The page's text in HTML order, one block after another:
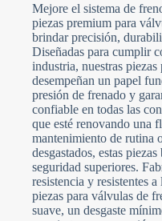
o
c
o
n
t
r
y
e
l
e
c
t
e
d
Carga de archivos
Elegir archivo
Enviar formulario
Mejore el sistema de
piezas premium para
brindar precisión,
Diseñadas para cumplir
industria, nuestras
desempeñan un papel
presión de frenado y
confiable en todas las
que esté renovando una
mantenimiento de rutina
desgastados, estas
seguridad superiores.
resistencia y resistentes
piezas para válvulas de
suave, un desgaste